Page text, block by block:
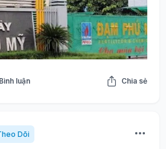
luận Chia sẻ
Dõi